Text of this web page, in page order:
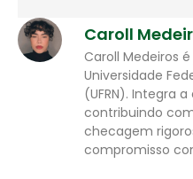
Caroll
Caroll Medeiros
Universidade
(UFRN). Integra
contribuindo
checagem
compromisso